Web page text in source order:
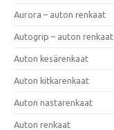
Aurora – auton renkaat
Autogrip – auton renkaat
Auton kesärenkaat
Auton kitkarenkaat
Auton nastarenkaat
Auton renkaat